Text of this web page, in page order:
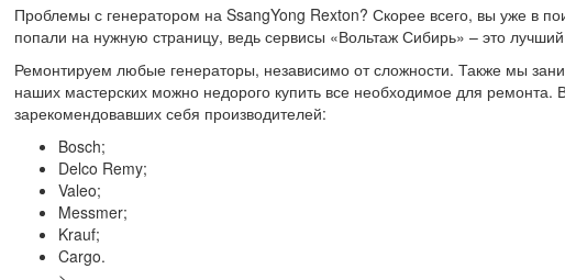
Проблемы с генератором на SsangYong Rexton? Скорее всего, вы уже в
попали на нужную страницу, ведь сервисы «Вольтаж Сибирь» – это
Ремонтируем любые генераторы, независимо от сложности. Также мы
наших мастерских можно недорого купить все необходимое для
зарекомендовавших себя производителей:
Bosch;
Delco Remy;
Valeo;
Messmer;
Krauf;
Cargo.